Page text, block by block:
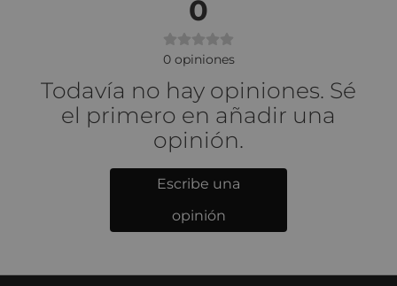
0
0 opiniones
Todavía no hay opiniones. Sé
el primero en añadir una
opinión.
Escribe una
opinión